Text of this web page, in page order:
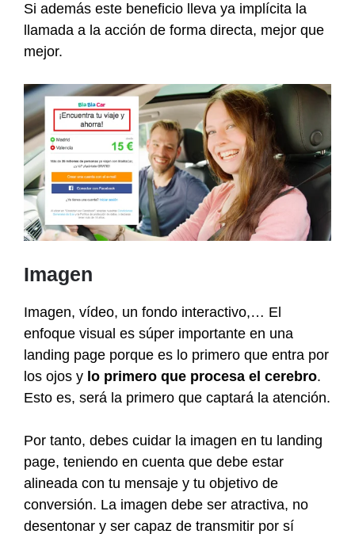
Si además este beneficio lleva ya implícita la
llamada a la acción de forma directa, mejor que
mejor.
Imagen
Imagen, vídeo, un fondo interactivo,… El
enfoque visual es súper importante en una
landing page porque es lo primero que entra por
los ojos y lo primero que procesa el cerebro.
Esto es, será la primero que captará la atención.
Por tanto, debes cuidar la imagen en tu landing
page, teniendo en cuenta que debe estar
alineada con tu mensaje y tu objetivo de
conversión. La imagen debe ser atractiva, no
desentonar y ser capaz de transmitir por sí